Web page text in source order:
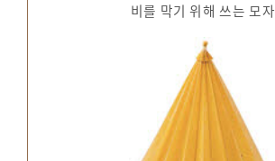
비를 막기 위해 쓰는 모자